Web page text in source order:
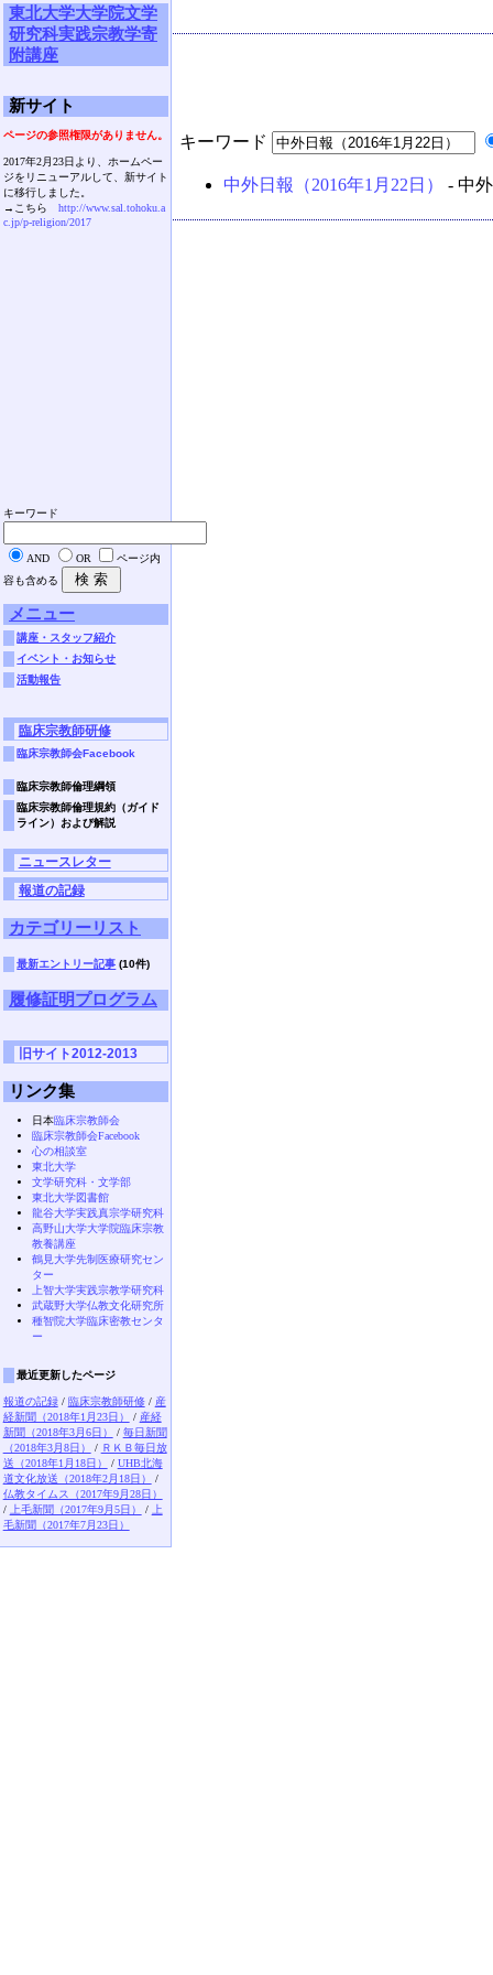
キーワード
中外日報（2016年1月22日） - 中
東北大学大学院文学
研究科実践宗教学寄
附講座
新サイト
ページの参照権限がありません。
2017年2月23日より、ホームペー
ジをリニューアルして、新サイト
に移行しました。
→こちら http://www.sal.tohoku.a
c.jp/p-religion/2017
キーワード
AND OR
ページ内
容も含める
メニュー
講座・スタッフ紹介
イベント・お知らせ
活動報告
臨床宗教師研修
臨床宗教師会Facebook
臨床宗教師倫理綱領
臨床宗教師倫理規約（ガイド
ライン）および解説
ニュースレター
報道の記録
カテゴリーリスト
最新エントリー記事 (10件)
履修証明プログラム
旧サイト2012-2013
リンク集
日本臨床宗教師会
臨床宗教師会Facebook
心の相談室
東北大学
文学研究科・文学部
東北大学図書館
龍谷大学実践真宗学研究科
高野山大学大学院臨床宗教
教養講座
鶴見大学先制医療研究セン
ター
上智大学実践宗教学研究科
武蔵野大学仏教文化研究所
種智院大学臨床密教センタ
ー
最近更新したページ
報道の記録/ 臨床宗教師研修/ 産
経新聞（2018年1月23日）
/ 産経
新聞（2018年3月6日）
/ 毎日新聞
（2018年3月8日）
/ ＲＫＢ毎日放
送（2018年1月18日）
/ UHB北海
道文化放送（2018年2月18日）
/
仏教タイムス（2017年9月28日）
/
上毛新聞（2017年9月5日） /
上
毛新聞（2017年7月23日）